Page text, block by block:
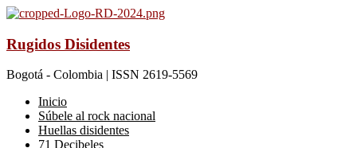
Rugidos Disidentes
Bogotá - Colombia | ISSN 2619-5569
Inicio
Súbele al rock nacional
Huellas disidentes
71 Decibeles